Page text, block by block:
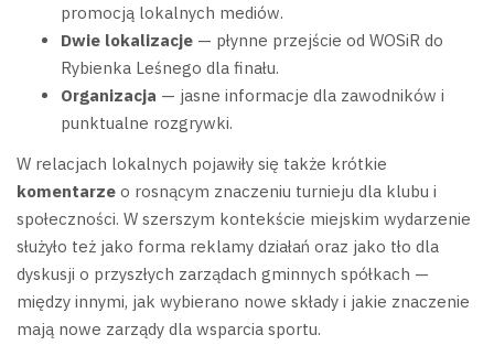
promocją lokalnych mediów.
Dwie lokalizacje — płynne przejście od WOSiR do
Rybienka Leśnego dla finału.
Organizacja — jasne informacje dla zawodników i
punktualne rozgrywki.
W relacjach lokalnych pojawiły się także krótkie
komentarze o rosnącym znaczeniu turnieju dla klubu i
społeczności. W szerszym kontekście miejskim wydarzenie
służyło też jako forma reklamy działań oraz jako tło dla
dyskusji o przyszłych zarządach gminnych spółkach —
między innymi, jak wybierano nowe składy i jakie znaczenie
mają nowe zarządy dla wsparcia sportu.